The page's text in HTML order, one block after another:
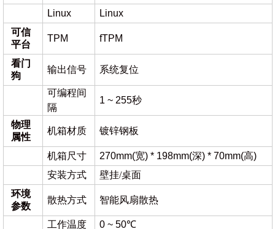
Linux
Linux
可信
平台
TPM fTPM
看门
狗
输出信号 系统复位
可编程间
隔
1 ~ 255秒
物理
属性
机箱材质 镀锌钢板
机箱尺寸
270mm(宽) * 198mm(深) * 70mm(高)
安装方式
壁挂/桌面
环境
参数
散热方式 智能风扇散热
工作温度
0 ~ 50℃